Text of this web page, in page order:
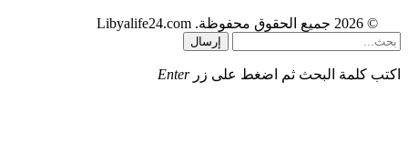
© 2026 جميع الحقوق محفوظة. Libyalife24.com
إرسال
اكتب كلمة البحث ثم اضغط على زر Enter